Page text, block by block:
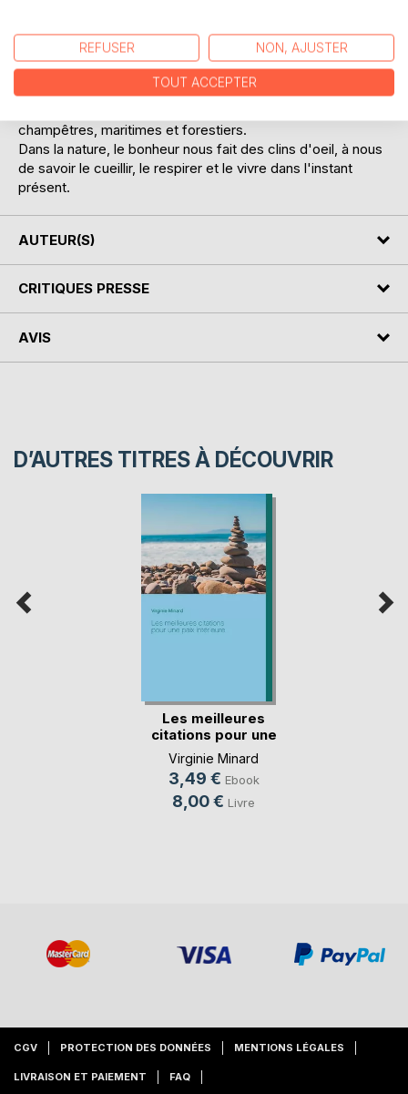
bons jours sur terre, afin qu'il ne fane pas trop vite dans le
vase des souvenirs, et que son parfum vous parvienne et
chasse vos peines.
Ces fleurs poétiques possèdent différentes couleurs,
champêtres, maritimes et forestiers.
Dans la nature, le bonheur nous fait des clins d'oeil, à nous
de savoir le cueillir, le respirer et le vivre dans l'instant
présent.
AUTEUR(S)
CRITIQUES PRESSE
AVIS
D’AUTRES TITRES À DÉCOUVRIR
Les meilleures
citations pour une
(...)
Virginie Minard
3,49 € Ebook
8,00 € Livre
CGV PROTECTION DES DONNÉES MENTIONS LÉGALES
LIVRAISON ET PAIEMENT FAQ
REFUSER NON, AJUSTER
TOUT ACCEPTER